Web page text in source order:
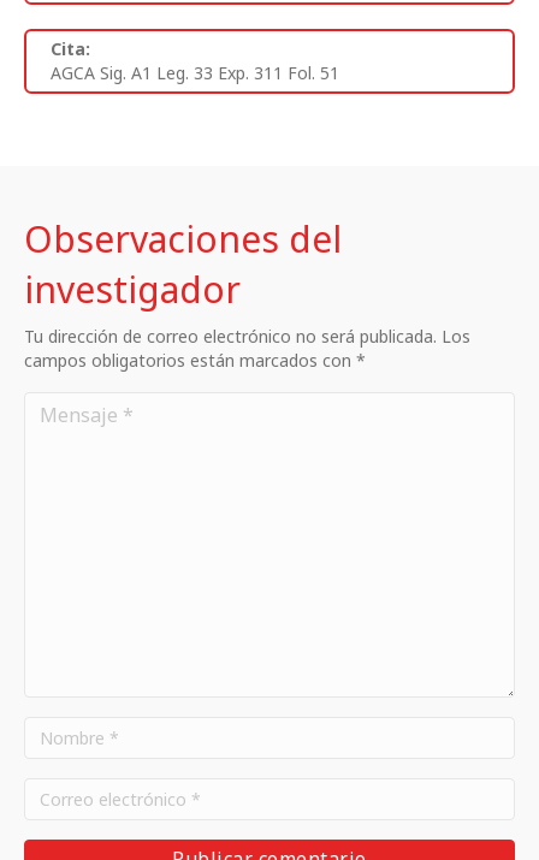
Cita:
AGCA Sig. A1 Leg. 33 Exp. 311 Fol. 51
Observaciones del
investigador
Tu dirección de correo electrónico no será publicada. Los
campos obligatorios están marcados con *